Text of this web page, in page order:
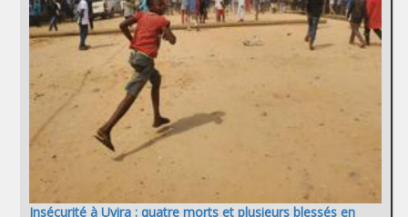
Insécurité à Uvira : quatre morts et plusieurs blessés en